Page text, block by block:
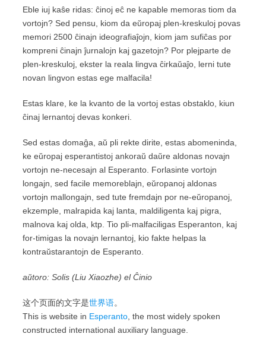
Eble iuj kaŝe ridas: ĉinoj eĉ ne kapable memoras tiom da
vortojn? Sed pensu, kiom da eŭropaj plen-kreskuloj povas
memori 2500 ĉinajn ideografiaĵojn, kiom jam sufiĉas por
kompreni ĉinajn ĵurnalojn kaj gazetojn? Por plejparte de
plen-kreskuloj, ekster la reala lingva ĉirkaŭaĵo, lerni tute
novan lingvon estas ege malfacila!
Estas klare, ke la kvanto de la vortoj estas obstaklo, kiun
ĉinaj lernantoj devas konkeri.
Sed estas domaĝa, aŭ pli rekte dirite, estas abomeninda,
ke eŭropaj esperantistoj ankoraŭ daŭre aldonas novajn
vortojn ne-necesajn al Esperanto. Forlasinte vortojn
longajn, sed facile memoreblajn, eŭropanoj aldonas
vortojn mallongajn, sed tute fremdajn por ne-eŭropanoj,
ekzemple, malrapida kaj lanta, maldiligenta kaj pigra,
malnova kaj olda, ktp. Tio pli-malfaciligas Esperanton, kaj
for-timigas la novajn lernantoj, kio fakte helpas la
kontraŭstarantojn de Esperanto.
aŭtoro: Solis (Liu Xiaozhe) el Ĉinio
这个页面的文字是世界语。
This is website in Esperanto , the most widely spoken
constructed international auxiliary language.